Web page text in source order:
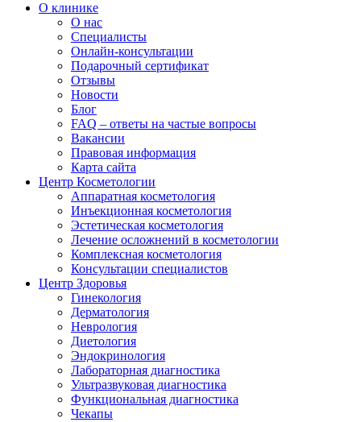
О клинике
О нас
Специалисты
Онлайн-консультации
Подарочный сертификат
Отзывы
Новости
Блог
FAQ – ответы на частые вопросы
Вакансии
Правовая информация
Карта сайта
Центр Косметологии
Аппаратная косметология
Инъекционная косметология
Эстетическая косметология
Лечение осложнений в косметологии
Комплексная косметология
Консультации специалистов
Центр Здоровья
Гинекология
Дерматология
Неврология
Диетология
Эндокринология
Лабораторная диагностика
Ультразвуковая диагностика
Функциональная диагностика
Чекапы